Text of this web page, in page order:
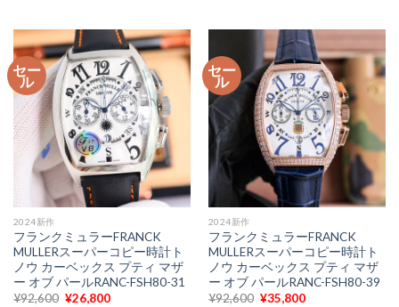
は
¥92,600
で
し
た。
格
は
¥32,500
で
す。
¥92,600
で
し
た。
格
は
¥25,500
で
す。
セー
ル
2024新作
フランクミュラーFRANCK
MULLERスーパーコピー時計ト
ノウ カーベックス プティ マザ
ー オブ パールRANC-FSH80-31
¥92,600 元
¥26,800現
セー
ル
2024新作
フランクミュラーFRANCK
MULLERスーパーコピー時計ト
ノウ カーベックス プティ マザ
ー オブ パールRANC-FSH80-39
¥92,600 元
¥35,800現